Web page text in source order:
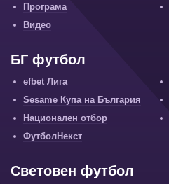
Програма
Видео
БГ футбол
efbet Лига
Sesame Купа на България
Национален отбор
ФутболНекст
Световен футбол